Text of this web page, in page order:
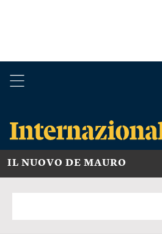
IL NUOVO DE MAURO